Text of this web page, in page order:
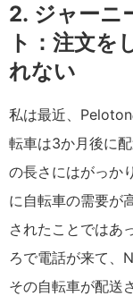
2. ジャーニ
ト： 注文を
れない
私は最近、
転車は3か月後に
の長さにはがっか
に自転車の需要が
されたことではあ
ろで電話が来て、
その自転車が配送